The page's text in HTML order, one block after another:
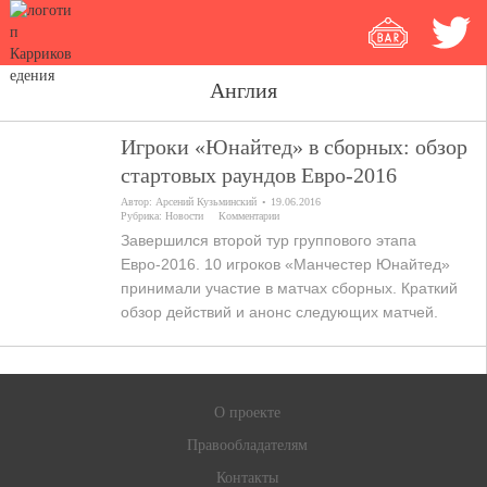
Англия
Игроки «Юнайтед» в сборных: обзор
стартовых раундов Евро-2016
Автор: Арсений Кузьминский
19.06.2016
Рубрика:Новости Комментарии
Завершился второй тур группового этапа
Евро-2016. 10 игроков «Манчестер Юнайтед»
принимали участие в матчах сборных. Краткий
обзор действий и анонс следующих матчей.
О проекте
Правообладателям
Контакты